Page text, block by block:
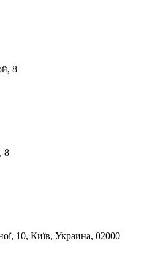
8
8
10, Київ, Украина, 02000